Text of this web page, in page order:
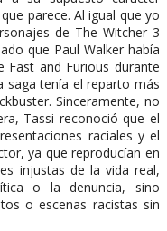
parece. Al igual que yo
de The Witcher 3
que Paul Walker había
Fast and Furious durante
saga tenía el reparto más
Sinceramente, no
Tassi reconoció que el
raciales y el
ya que reproducían en
injustas de la vida real,
o la denuncia, sino
o escenas racistas sin